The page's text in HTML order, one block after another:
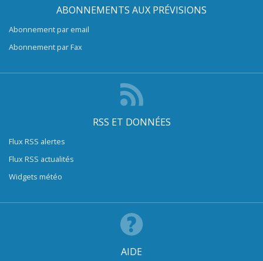
ABONNEMENTS AUX PRÉVISIONS
Abonnement par email
Abonnement par Fax
RSS ET DONNÉES
Flux RSS alertes
Flux RSS actualités
Widgets météo
AIDE